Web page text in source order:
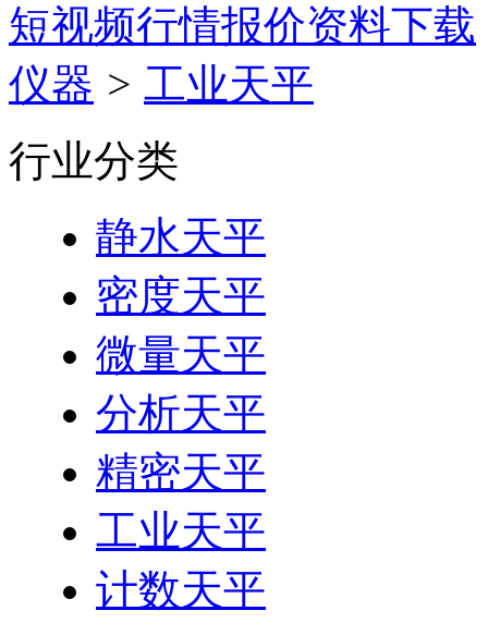
短视频行情报价资料下载
仪器 > 工业天平
行业分类
静水天平
密度天平
微量天平
分析天平
精密天平
工业天平
计数天平